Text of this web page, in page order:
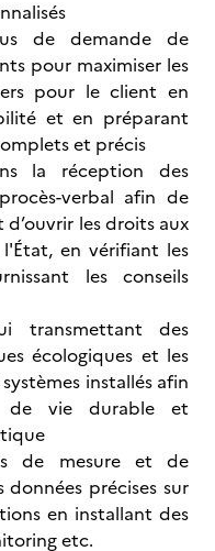
de demande de
pour maximiser les
pour le client en
et en préparant
et précis
la réception des
verbal afin de
d’ouvrir les droits aux
en vérifiant les
les conseils
transmettant des
écologiques et les
installés afin
de vie durable et
de mesure et de
précises sur
en installant des
etc.